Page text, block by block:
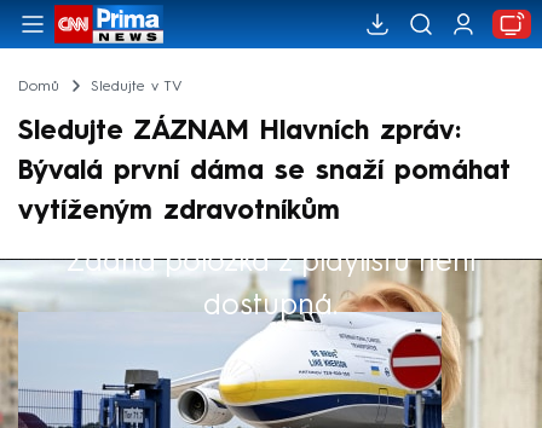
Domů Sledujte v TV
Sledujte ZÁZNAM Hlavních zpráv:
Bývalá první dáma se snaží pomáhat
vytíženým zdravotníkům
Žádná položka z playlistu není
dostupná.
Výběr redakce